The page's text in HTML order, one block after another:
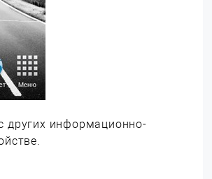
других информационно-